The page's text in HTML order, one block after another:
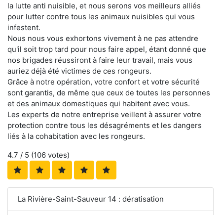
la lutte anti nuisible, et nous serons vos meilleurs alliés
pour lutter contre tous les animaux nuisibles qui vous
infestent.
Nous nous vous exhortons vivement à ne pas attendre
qu'il soit trop tard pour nous faire appel, étant donné que
nos brigades réussiront à faire leur travail, mais vous
auriez déjà été victimes de ces rongeurs.
Grâce à notre opération, votre confort et votre sécurité
sont garantis, de même que ceux de toutes les personnes
et des animaux domestiques qui habitent avec vous.
Les experts de notre entreprise veillent à assurer votre
protection contre tous les désagréments et les dangers
liés à la cohabitation avec les rongeurs.
4.7 / 5 (106 votes)
La Rivière-Saint-Sauveur 14 : dératisation